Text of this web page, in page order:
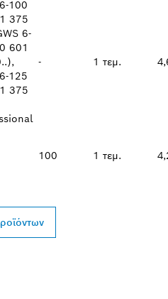
100
375
6-
601
125
375
- 1 τεμ.
100 1 τεμ.